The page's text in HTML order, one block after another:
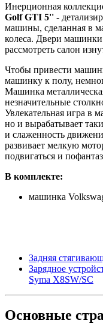
Инерционная
Golf GTI 5'' -
машины, сделанная в
колеса. Двери
рассмотреть салон
Чтобы привести
машинку к полу,
Машинка
незначительные
Увлекательная игра в
но и вырабатывает
и слаженность
развивает мелкую
подвигаться и
В комплекте:
машинка
Задняя
Зарядное
Syma X8SW/SC
Основные